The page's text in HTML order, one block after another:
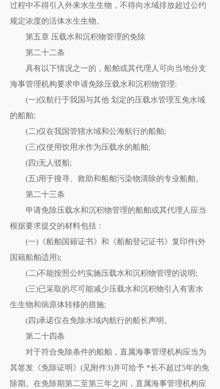
过程中不得引入外来水生生物，不得向水域排放超过公约
规定浓度的活体水生生物。
第五章 压载水和沉积物管理的免除
第二十二条
具有以下情况之一的，船舶或其代理人可向当地分支
海事管理机构要求申请免除压载水和沉积物管理:
(一)仅航行于我国与其他 划定的压载水管理互免水域
的船舶;
(二)仅在我国管辖水域和公海航行的船舶;
(三)仅使用饮用水作为压载水的船舶;
(四)无人驳船;
(五)用于搜寻、救助和船舶污染物清除的专业船舶。
第二十三条
申请免除压载水和沉积物管理的船舶或其代理人应当
根据要求提交的材料包括：
(一)《船舶国籍证书》和《船舶登记证书》复印件(外
国籍船舶适用);
(二)不能按照公约实施压载水和沉积物管理的说明;
(三)已采取的尽可能减少压载水和沉积物引入有害水
生生物和病原体转移的措施;
(四)承诺仅在免除水域内航行的船长声明。
第二十四条
对于符合免除条件的船舶，直属海事管理机构应当为
其签发《免除证明》(见附件3)并可给予 *长不超过5年的免
除期。在免除期第二至第三年之间，直属海事管理机构应